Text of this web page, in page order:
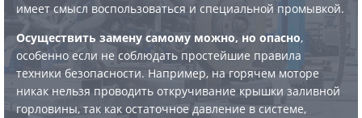
имеет смысл воспользоваться и специальной промывкой.
Осуществить замену самому можно, но опасно,
особенно если не соблюдать простейшие правила
техники безопасности. Например, на горячем моторе
никак нельзя проводить откручивание крышки заливной
горловины, так как остаточное давление в системе,